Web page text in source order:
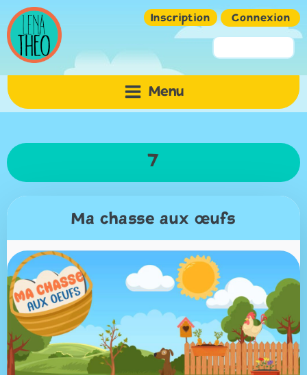
Inscription Connexion
Mot de passe
Mémoriser
Mot de passe perdu?
Menu
7
Ma chasse aux œufs